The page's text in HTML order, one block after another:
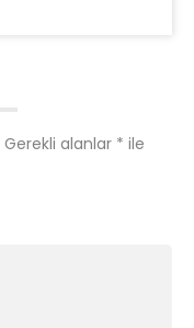
Gerekli alanlar * ile